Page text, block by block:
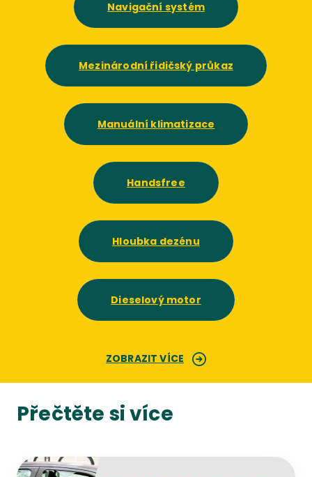
Navigační systém
Mezinárodní řidičský průkaz
Manuální klimatizace
Handsfree
Hloubka dezénu
Dieselový motor
ZOBRAZIT VÍCE
Přečtěte si více
Přejít na detail článku